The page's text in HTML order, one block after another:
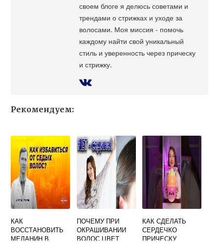
своем блоге я делюсь советами и
трендами о стрижках и уходе за
волосами. Моя миссия - помочь
каждому найти свой уникальный
стиль и уверенность через прическу
и стрижку.
Рекомендуем:
КАК
ВОССТАНОВИТЬ
МЕЛАНИН В
ПОЧЕМУ ПРИ
ОКРАШИВАНИИ
ВОЛОС ЦВЕТ
КАК СДЕЛАТЬ
СЕРДЕЧКО
ПРИЧЕСКУ